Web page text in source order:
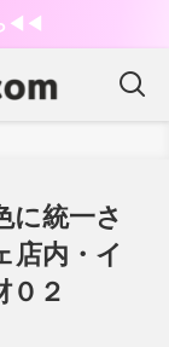
◀︎◀︎
に統一さ
店内・イ
０２